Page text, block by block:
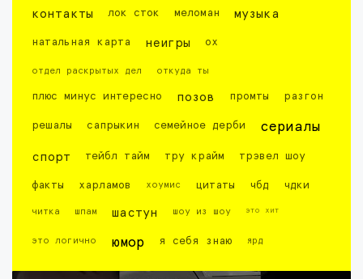
контакты лок сток меломан музыка
натальная карта неигры ох
отдел раскрытых дел откуда ты
плюс минус интересно позов промты разгон
решалы сапрыкин семейное дерби сериалы
спорт тейбл тайм тру крайм трэвел шоу
факты харламов хоумис цитаты чбд чдки
читка шпам шастун шоу из шоу это хит
это логично юмор я себя знаю ярд